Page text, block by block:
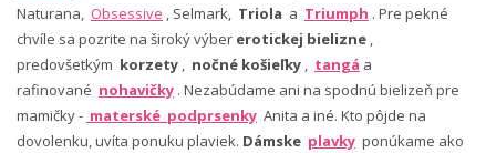
Naturana, Obsessive , Selmark, Triola a Triumph . Pre pekné
chvíle sa pozrite na široký výber erotickej bielizne ,
predovšetkým korzety , nočné košieľky , tangá a
rafinované nohavičky . Nezabúdame ani na spodnú bielizeň pre
mamičky - materské podprsenky Anita a iné. Kto pôjde na
dovolenku, uvíta ponuku plaviek. Dámske plavky ponúkame ako